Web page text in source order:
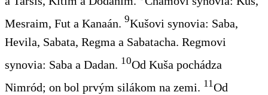
Mesraim, Fut a Kanaán. 9Kušovi synovia: Saba,
Hevila, Sabata, Regma a Sabatacha. Regmovi
synovia: Saba a Dadan. 10Od Kuša pochádza
Nimród; on bol prvým silákom na zemi. 11Od